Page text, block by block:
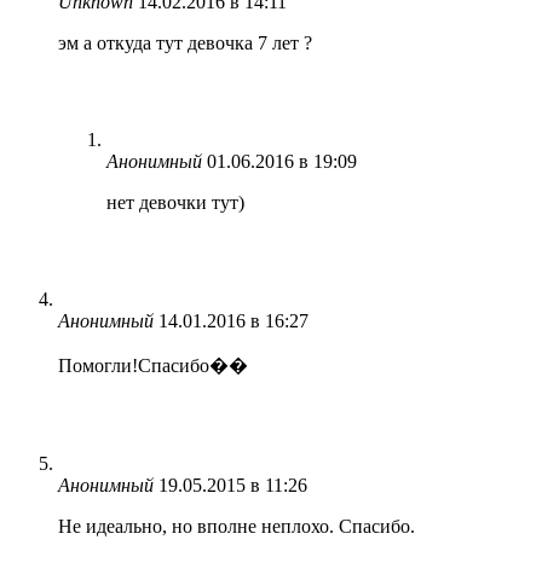
эм а откуда тут девочка 7 лет ?
Анонимный 01.06.2016 в 19:09
нет девочки тут)
Анонимный 14.01.2016 в 16:27
Помогли!Спасибо��
Анонимный 19.05.2015 в 11:26
Не идеально, но вполне неплохо. Спасибо.